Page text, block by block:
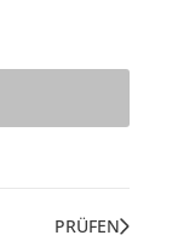
PRÜFEN